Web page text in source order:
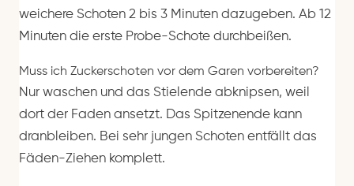
weichere Schoten 2 bis 3 Minuten dazugeben. Ab 12
Minuten die erste Probe-Schote durchbeißen.
Muss ich Zuckerschoten vor dem Garen vorbereiten?
Nur waschen und das Stielende abknipsen, weil
dort der Faden ansetzt. Das Spitzenende kann
dranbleiben. Bei sehr jungen Schoten entfällt das
Fäden-Ziehen komplett.